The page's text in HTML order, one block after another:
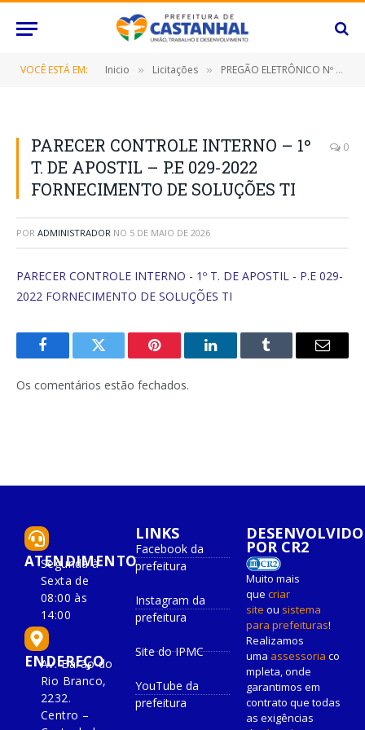
VOCÊ ESTÁ EM: Inicio » Licitações » PREGÃO ELETRÔNICO Nº 029/2022-SRP (FORNECIMENTO DE SOLUÇÃO DE OUTSOURCING DE TECNOLOGIA DA INFORMAÇÃO/TI)
PARECER CONTROLE INTERNO – 1º
T. DE APOSTIL – P.E 029-2022
FORNECIMENTO DE SOLUÇÕES TI
0
POR ADMINISTRADOR NO 5 DE MAIO DE 2026
PARECER CONTROLE INTERNO - 1º T. DE APOSTIL - P.E 029-
2022 FORNECIMENTO DE SOLUÇÕES TI
FacebookTwitter Pinterest O
Tumblr
E-
Os comentários estão fechados.
ATENDIMENTO
Segunda à
Sexta de
08:00 às
14:00
ENDEREÇO
Av. Barão do
Rio Branco,
2232.
Centro –
LINKS
Facebook da
prefeitura
Instagram da
prefeitura
Site do IPMC
YouTube da
prefeitura
DESENVOLVIDO
POR CR2
Muito mais
que criar
site ou sistema
para prefeituras!
Realizamos
uma assessoria co
mpleta, onde
garantimos em
contrato que todas
as exigências